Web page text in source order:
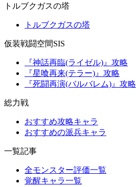
トルブクガスの塔
トルブクガスの塔
仮装戦闘空間SIS
『神話再臨(ライゼル)』攻略
『星喰再来(テラー)』攻略
『死闘再演(バルバレム)』攻略
総力戦
おすすめ攻略キャラ
おすすめの派兵キャラ
一覧記事
全モンスター評価一覧
覚醒キャラ一覧